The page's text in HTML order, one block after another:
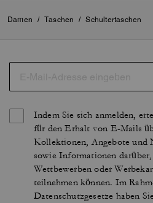
Damen / Taschen / Schultertaschen
Indem Sie sich anmelden,
für den Erhalt von E-Mails
Kollektionen, Angebote und
sowie Informationen
Wettbewerben oder
teilnehmen können. Im
Datenschutzgesetze haben